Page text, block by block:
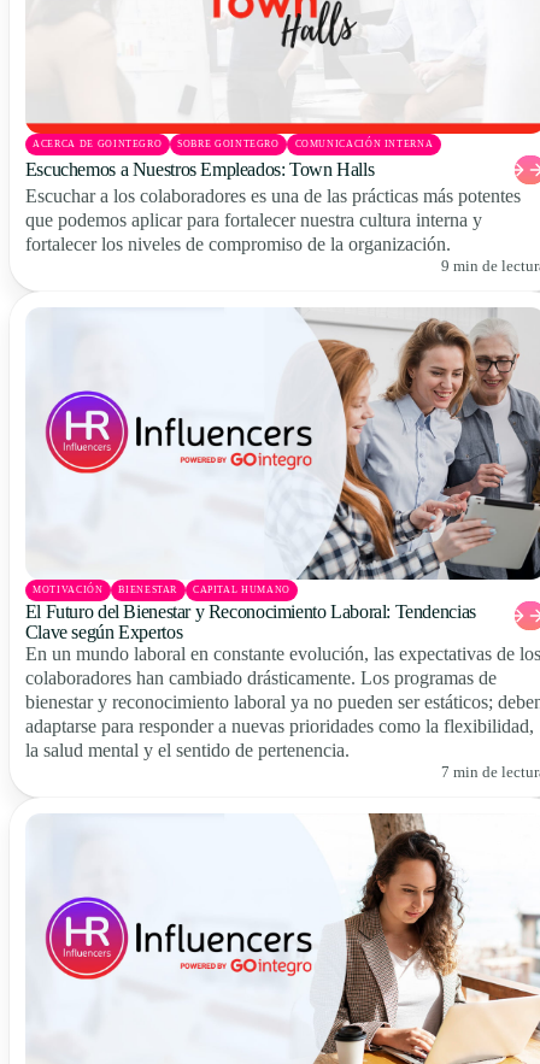
ACERCA DE GOINTEGRO SOBRE GOINTEGRO COMUNICACIÓN INTERNA
Escuchemos a Nuestros Empleados: Town Halls
Escuchar a los colaboradores es una de las prácticas más potentes
que podemos aplicar para fortalecer nuestra cultura interna y
fortalecer los niveles de compromiso de la organización.
9 min de
MOTIVACIÓN BIENESTAR CAPITAL HUMANO
El Futuro del Bienestar y Reconocimiento Laboral: Tendencias
Clave según Expertos
En un mundo laboral en constante evolución, las expectativas de los
colaboradores han cambiado drásticamente. Los programas de
bienestar y reconocimiento laboral ya no pueden ser estáticos;
adaptarse para responder a nuevas prioridades como la flexibilidad,
la salud mental y el sentido de pertenencia.
7 min de